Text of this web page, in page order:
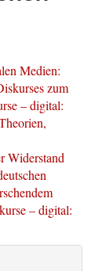
Medien:
zum
– digital:
Widerstand
– digital: